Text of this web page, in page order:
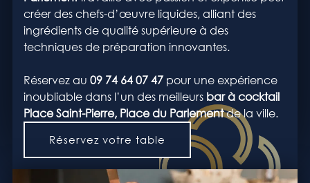
créer des chefs-d’œuvre liquides, alliant des
ingrédients de qualité supérieure à des
techniques de préparation innovantes.
Réservez au09 74 64 07 47 pour une expérience
inoubliable dans l’un des meilleurs bar à cocktail
Place Saint-Pierre, Place du Parlementde la ville.
Réservez votre table